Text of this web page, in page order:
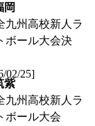
岡
九州高校新人ラ
ボール大会決
02/25]
紫
九州高校新人ラ
ボール大会